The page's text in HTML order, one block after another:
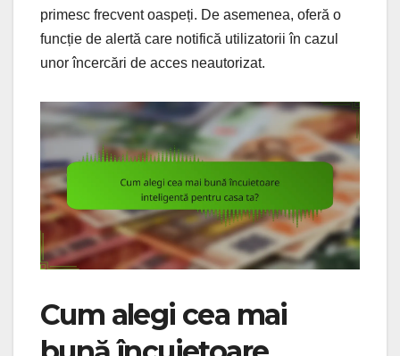
primesc frecvent oaspeți. De asemenea, oferă o
funcție de alertă care notifică utilizatorii în cazul
unor încercări de acces neautorizat.
Cum alegi cea mai